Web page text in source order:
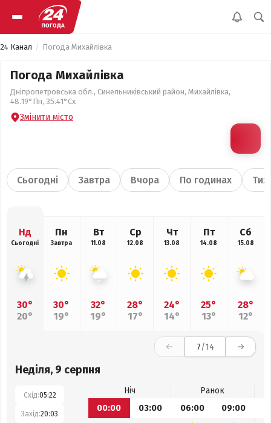
24 Канал Погода Михайлівка
Погода Михайлівка
Дніпропетровська обл., Синельниківський район, Михайлівка,
48.19°Пн, 35.41°Сх
Змінити місто
Сьогодні Завтра Вчора По годинах
Нд
Сьогодні
30°
20°
Пн
Завтра
30°
19°
Вт
11.08
32°
19°
Ср
12.08
28°
17°
Чт
13.08
24°
14°
Пт
14.08
25°
13°
Сб
15.08
28°
12°
7/14
Неділя, 9 серпня
Схід:05:22
Захід:20:03
Ніч
Ранок
00:00
03:00 06:00 09:00